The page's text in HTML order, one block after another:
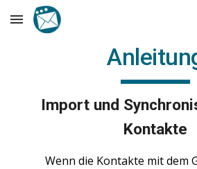
Skip to main content
Import und
Kontakte
Wenn die Kontakte mit dem